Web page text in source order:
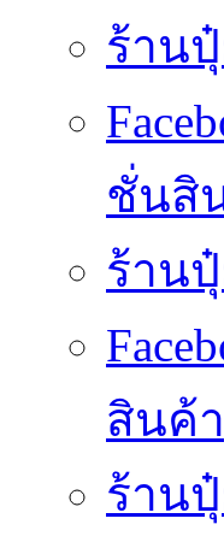
ร้าน
ชั่นสิ
ร้าน
สินค้
ร้าน